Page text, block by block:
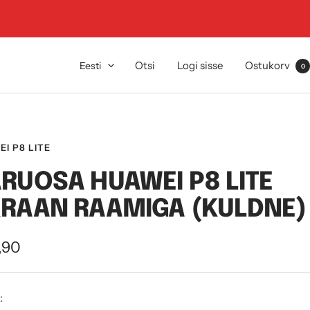
Keel
Eesti Otsi Logi sisse Ostukorv 0
P8 LITE
HUAWEI P8 LITE
RAAMIGA (KULDNE)